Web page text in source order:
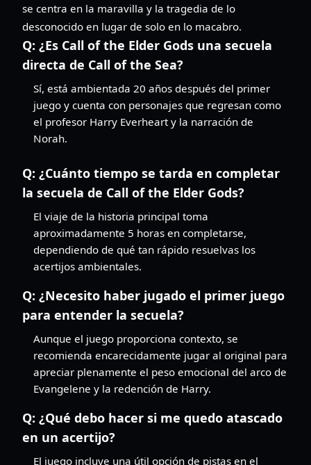
se centra en la maravilla y la tragedia de lo
desconocido en lugar de solo en lo macabro.
Q: ¿Es Call of the Elder Gods una secuela
directa de Call of the Sea?
Sí, está ambientada 20 años después del primer
juego y cuenta con personajes que regresan como
el profesor Harry Everheart y la narración de
Norah.
Q: ¿Cuánto tiempo se tarda en completar
la secuela de Call of the Elder Gods?
El viaje de la historia principal toma
aproximadamente 5 horas en completarse,
dependiendo de qué tan rápido resuelvas los
acertijos ambientales.
Q: ¿Necesito haber jugado el primer juego
para entender la secuela?
Aunque el juego proporciona contexto, se
recomienda encarecidamente jugar al original para
apreciar plenamente el peso emocional del arco de
Evangelene y la redención de Harry.
Q: ¿Qué debo hacer si me quedo atascado
en un acertijo?
El juego incluye una útil opción de pistas en el